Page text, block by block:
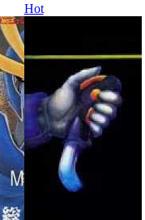
Hot